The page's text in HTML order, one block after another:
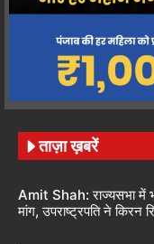
ताज़ा ख़बरें
Amit Shah: राज्यसभा में
मांग, उपराष्ट्रपति ने